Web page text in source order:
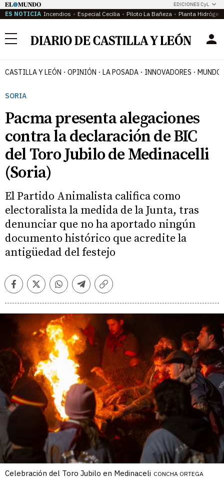
EDICIONES CyL
ES NOTICIA Incendios Especial Cecilia Piloto La Bañeza Planta
Menú
CASTILLA Y LEÓN OPINIÓN LA POSADA INNOVADORES MUNDO
SORIA
Pacma presenta alegaciones
contra la declaración de BIC
del Toro Jubilo de Medinacelli
(Soria)
El Partido Animalista califica como
electoralista la medida de la Junta, tras
denunciar que no ha aportado ningún
documento histórico que acredite la
antigüedad del festejo
FacebookTwitterWhatsappTelegramCopiar
Celebración del Toro Jubilo en Medinaceli CONCHA ORTEGA